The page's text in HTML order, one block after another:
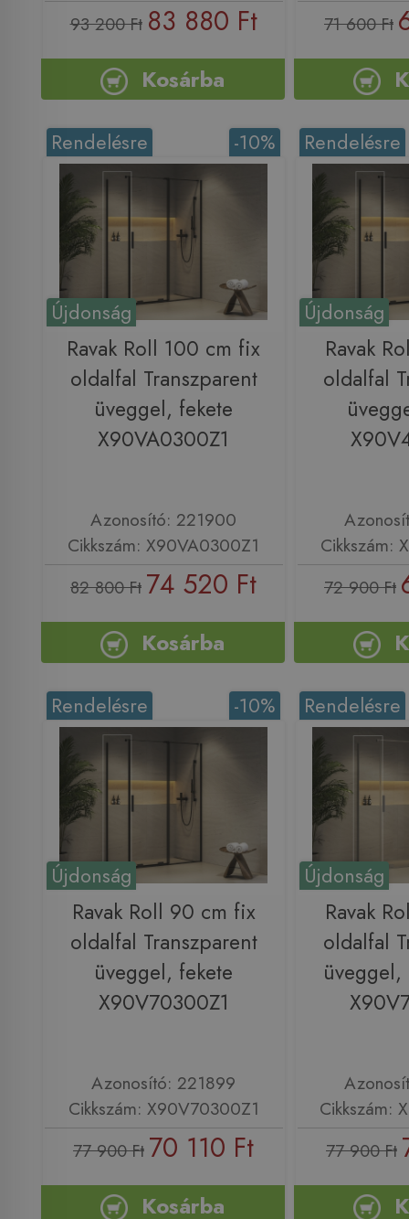
93 200 Ft 83 880 Ft
Kosárba
71 600 Ft
Újdonság
-10%
Rendelésre
Ravak Roll 100 cm fix
oldalfal Transzparent
üveggel, fekete
X90VA0300Z1
Azonosító: 221900
Cikkszám: X90VA0300Z1
82 800 Ft 74 520 Ft
Kosárba
Újdonság
Rendelésre
Ravak
oldalfal
Cikkszám:
72 900 Ft
Újdonság
-10%
Rendelésre
Ravak Roll 90 cm fix
oldalfal Transzparent
üveggel, fekete
X90V70300Z1
Azonosító: 221899
Cikkszám: X90V70300Z1
77 900 Ft 70 110 Ft
Kosárba
Újdonság
Rendelésre
Ravak
oldalfal
üveggel,
Cikkszám:
77 900 Ft